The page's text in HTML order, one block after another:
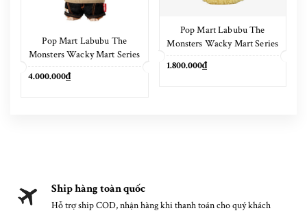
Pop Mart Labubu The
Monsters Wacky Mart Series
4.000.000₫
Pop Mart Labubu The
Monsters Wacky Mart Series
1.800.000₫
Ship hàng toàn quốc
Hỗ trợ ship COD, nhận hàng khi thanh toán cho quý khách